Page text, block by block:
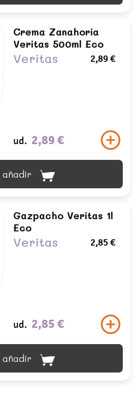
Crema Zanahoria
Veritas 500ml Eco
Veritas 2,89 €
ud. 2,89 €
añadir
Gazpacho Veritas 1l
Eco
Veritas 2,85 €
ud. 2,85 €
añadir